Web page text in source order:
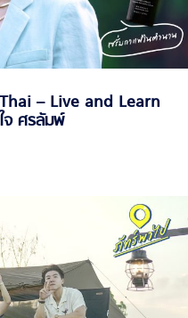
– Live and Learn
จ ศรลัมพ์